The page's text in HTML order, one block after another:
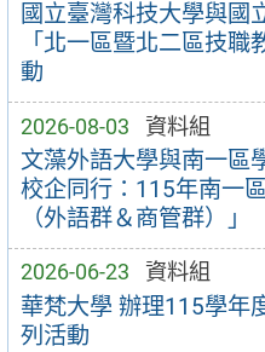
國立臺灣科技大學與國
「北一區暨北二區技
動
2026-08-03 資料組
文藻外語大學與南一區
校企同行：115年南一
（外語群＆商管群）」
2026-06-23 資料組
華梵大學 辦理115學年
列活動